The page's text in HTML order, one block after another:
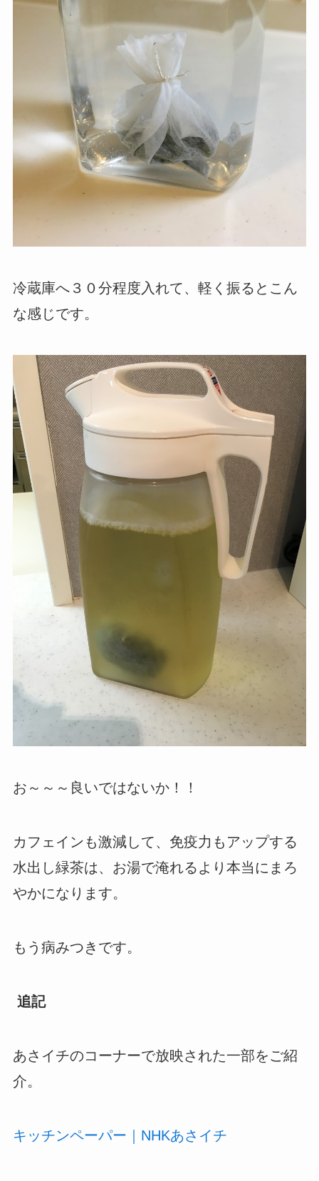
冷蔵庫へ３０分程度入れて、軽く振るとこん
な感じです。
お～～～良いではないか！！
カフェインも激減して、免疫力もアップする
水出し緑茶は、お湯で淹れるより本当にまろ
やかになります。
もう病みつきです。
追記
あさイチのコーナーで放映された一部をご紹
介。
キッチンペーパー｜NHKあさイチ